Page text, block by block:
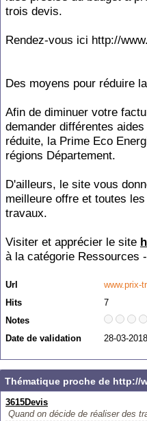
trois devis.
Rendez-vous ici http://
Des moyens pour réduire
Afin de diminuer votre
demander différentes
réduite, la Prime Eco
régions Département.
D'ailleurs, le site vous
meilleure offre et toutes
travaux.
Visiter et apprécier le site
à la catégorie Ressources
Url
www.prix-
Hits
7
Notes
Date de validation
28-03-2018
Thématique proche de http://
3615Devis
Quand on décide de réaliser des